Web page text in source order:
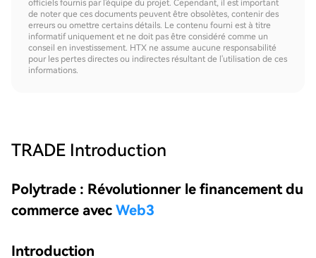
officiels fournis par l'équipe du projet. Cependant, il est important
de noter que ces documents peuvent être obsolètes, contenir des
erreurs ou omettre certains détails. Le contenu fourni est à titre
informatif uniquement et ne doit pas être considéré comme un
conseil en investissement. HTX ne assume aucune responsabilité
pour les pertes directes ou indirectes résultant de l'utilisation de ces
informations.
TRADE Introduction
Polytrade : Révolutionner le financement du
commerce avec Web3
Introduction